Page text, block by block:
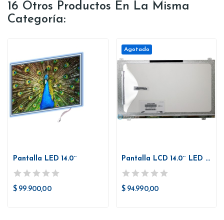
16 Otros Productos En La Misma
Categoría:
Pantalla LED 14.0¨
$ 99.900,00
Agotado
Pantalla LCD 14.0¨ LED Slim 40 pines
$ 94.990,00